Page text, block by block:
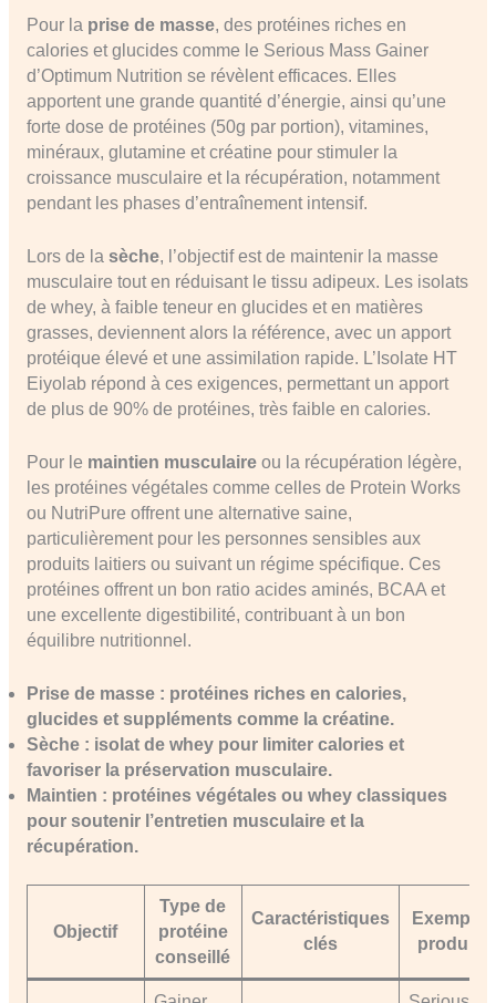
Pour la prise de masse, des protéines riches en
calories et glucides comme le Serious Mass Gainer
d’Optimum Nutrition se révèlent efficaces. Elles
apportent une grande quantité d’énergie, ainsi qu’une
forte dose de protéines (50g par portion), vitamines,
minéraux, glutamine et créatine pour stimuler la
croissance musculaire et la récupération, notamment
pendant les phases d’entraînement intensif.
Lors de la sèche, l’objectif est de maintenir la masse
musculaire tout en réduisant le tissu adipeux. Les isolats
de whey, à faible teneur en glucides et en matières
grasses, deviennent alors la référence, avec un apport
protéique élevé et une assimilation rapide. L’Isolate HT
Eiyolab répond à ces exigences, permettant un apport
de plus de 90% de protéines, très faible en calories.
Pour le maintien musculaireou la récupération légère,
les protéines végétales comme celles de Protein Works
ou NutriPure offrent une alternative saine,
particulièrement pour les personnes sensibles aux
produits laitiers ou suivant un régime spécifique. Ces
protéines offrent un bon ratio acides aminés, BCAA et
une excellente digestibilité, contribuant à un bon
équilibre nutritionnel.
Prise de masse : protéines riches en calories,
glucides et suppléments comme la créatine.
Sèche : isolat de whey pour limiter calories et
favoriser la préservation musculaire.
Maintien : protéines végétales ou whey classiques
pour soutenir l’entretien musculaire et la
récupération.
Objectif
Type de
protéine
conseillé
Caractéristiques
clés
Exemple
produit